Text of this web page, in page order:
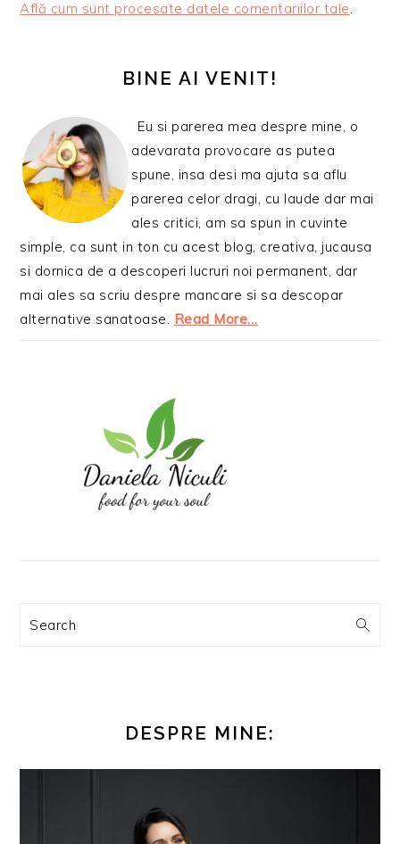
Află cum sunt procesate datele comentariilor tale.
PRINCIPALĂBINE AI VENIT!
Eu si parerea mea despre mine, o
adevarata provocare as putea
spune, insa desi ma ajuta sa aflu
parerea celor dragi, cu laude dar mai
ales critici, am sa spun in cuvinte
simple, ca sunt in ton cu acest blog, creativa, jucausa
si dornica de a descoperi lucruri noi permanent, dar
mai ales sa scriu despre mancare si sa descopar
alternative sanatoase. Read More…
Search
DESPRE MINE: